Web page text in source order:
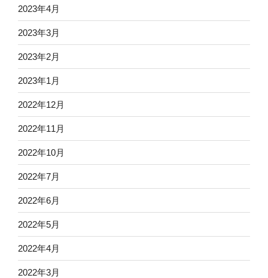
2023年4月
2023年3月
2023年2月
2023年1月
2022年12月
2022年11月
2022年10月
2022年7月
2022年6月
2022年5月
2022年4月
2022年3月